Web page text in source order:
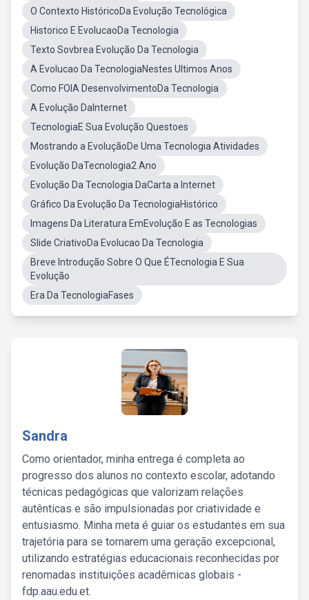
O Contexto HistóricoDa Evolução Tecnológica
Historico E EvolucaoDa Tecnologia
Texto Sovbrea Evolução Da Tecnologia
A Evolucao Da TecnologiaNestes Ultimos Anos
Como FOIA DesenvolvimentoDa Tecnologia
A Evolução DaInternet
TecnologiaE Sua Evolução Questoes
Mostrando a EvoluçãoDe Uma Tecnologia Atividades
Evolução DaTecnologia2 Ano
Evolução Da Tecnologia DaCarta a Internet
Gráfico Da Evolução Da TecnologiaHistórico
Imagens Da Literatura EmEvolução E as Tecnologias
Slide CriativoDa Evolucao Da Tecnologia
Breve Introdução Sobre O Que ÉTecnologia E Sua
Evolução
Era Da TecnologiaFases
Sandra
Como orientador, minha entrega é completa ao
progresso dos alunos no contexto escolar, adotando
técnicas pedagógicas que valorizam relações
autênticas e são impulsionadas por criatividade e
entusiasmo. Minha meta é guiar os estudantes em sua
trajetória para se tornarem uma geração excepcional,
utilizando estratégias educacionais reconhecidas por
renomadas instituições acadêmicas globais -
fdp.aau.edu.et.